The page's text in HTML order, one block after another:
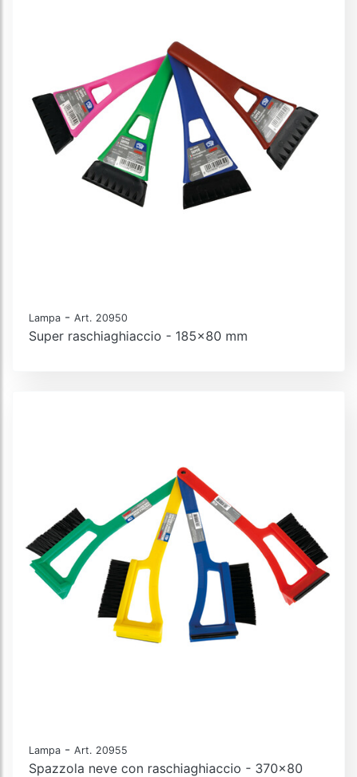
Lampa - Art. 20950
Super raschiaghiaccio - 185x80 mm
Lampa - Art. 20955
Spazzola neve con raschiaghiaccio - 370x80